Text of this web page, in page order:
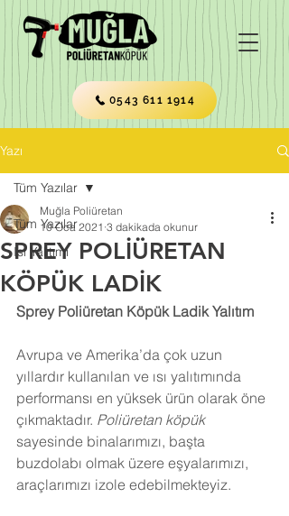
0543 611 1914
Yazı
Tüm Yazılar
Isı Yalıtımı
Tüm Yazılar
SPREY POLİÜRETAN
KÖPÜK LADİK
Muğla Poliüretan
10 Oca 2021 3 dakikada okunur
Sprey Poliüretan Köpük Ladik Yalıtım
Avrupa ve Amerika’da çok uzun
yıllardır kullanılan ve ısı yalıtımında
performansı en yüksek ürün olarak öne
çıkmaktadır. Poliüretan köpük
sayesinde binalarımızı, başta
buzdolabı olmak üzere eşyalarımızı,
araçlarımızı izole edebilmekteyiz.